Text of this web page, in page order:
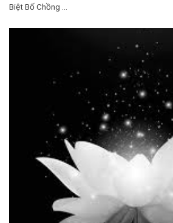
Biệt Bố Chồng ...